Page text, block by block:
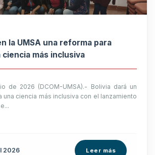
la UMSA una reforma para
más inclusiva
de 2026 (DCOM-UMSA).- Bolivia dará un
una ciencia más inclusiva con el lanzamiento
2026 Leer más